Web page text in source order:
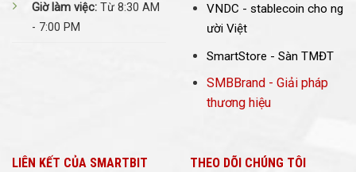
Giờ làm việc: Từ 8:30 AM
- 7:00 PM
VNDC - stablecoin cho ng
ười Việt
SmartStore - Sàn TMĐT
SMBBrand - Giải pháp
thương hiệu
LIÊN KẾT CỦA SMARTBIT THEO DÕI CHÚNG TÔI